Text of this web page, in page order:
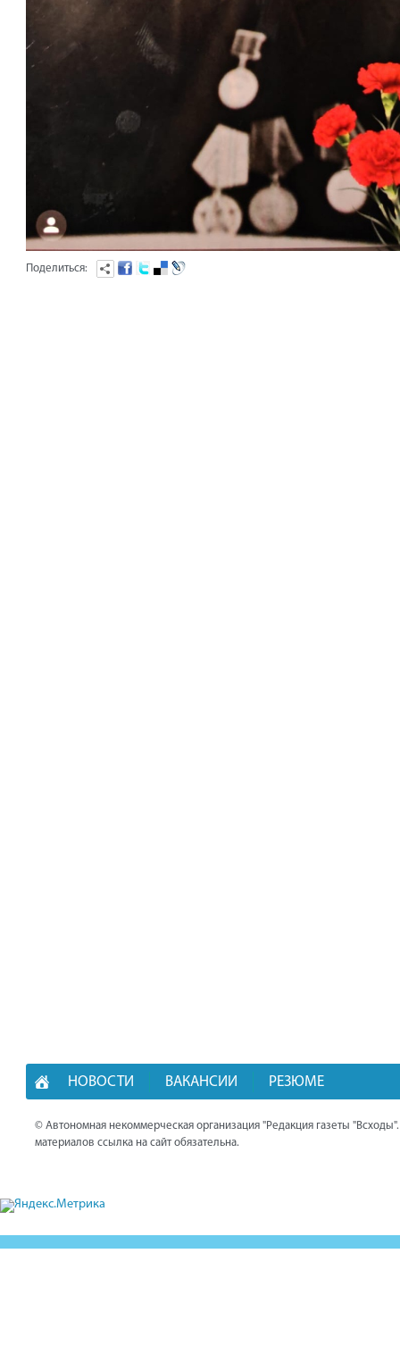
Поделиться:
НОВОСТИ ВАКАНСИИ РЕЗЮМЕ
© Автономная некоммерческая организация "Редакция газеты
материалов ссылка на сайт обязательна.